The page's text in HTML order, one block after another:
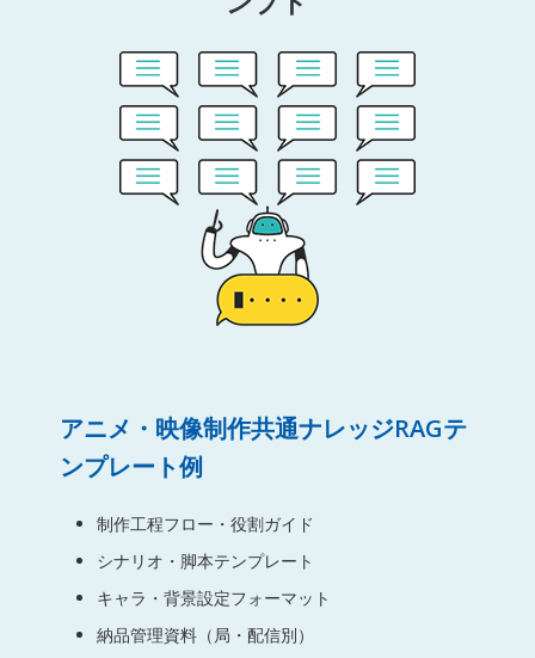
アニメ・映像制作共通ナレッジRAGテ
ンプレート例
制作工程フロー・役割ガイド
シナリオ・脚本テンプレート
キャラ・背景設定フォーマット
納品管理資料（局・配信別）